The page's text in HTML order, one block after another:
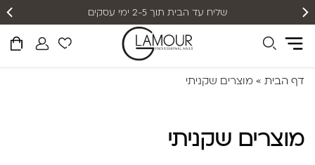
שליח עד הבית תוך 2-5 ימי עסקים
דף הבית » מוצרים שקניתי
מוצרים שקניתי